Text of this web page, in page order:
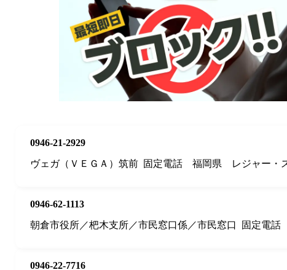
0946-21-2929
ヴェガ（ＶＥＧＡ）筑前 固定電話 福岡県 レジャー・
0946-62-1113
朝倉市役所／杷木支所／市民窓口係／市民窓口
固定電話
0946-22-7716